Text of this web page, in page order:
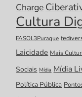
Charge
Cultura
FASOL3Puraque
Laicidade Mais
Sociais Mídia Mídia
Política Pública